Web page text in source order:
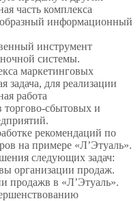
часть комплекса
информационный
инструмент
системы.
маркетинговых
задача, для реализации
работа
сбытовых и
рекомендаций по
на примере «Л’Этуаль».
следующих задач:
организации продаж.
продажв в «Л’Этуаль».